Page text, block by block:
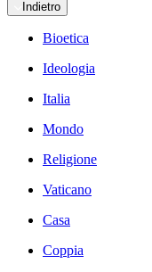
Indietro
Bioetica
Ideologia
Italia
Mondo
Religione
Vaticano
Casa
Coppia